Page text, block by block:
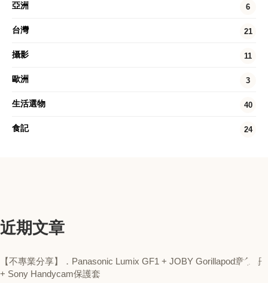
亞洲 6
台灣 21
攝影 11
歐洲 3
生活選物 40
食記 24
近期文章
【不專業分享】．Panasonic Lumix GF1 + JOBY Gorillapod章魚哥
+ Sony Handycam保護套